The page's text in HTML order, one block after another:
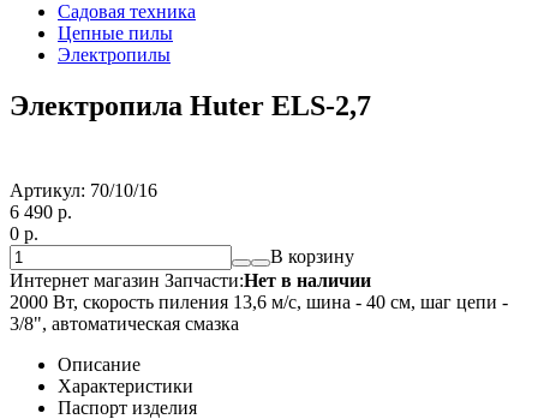
Садовая техника
Цепные пилы
Электропилы
Электропила Huter ELS-2,7
Артикул: 70/10/16
6 490 p.
0 p.
В корзину
Интернет магазин Запчасти:Нет в наличии
2000 Вт, скорость пиления 13,6 м/с, шина - 40 см, шаг цепи -
3/8", автоматическая смазка
Описание
Характеристики
Паспорт изделия